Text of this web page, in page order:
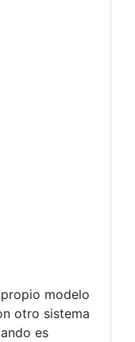
modelo
otro sistema
es